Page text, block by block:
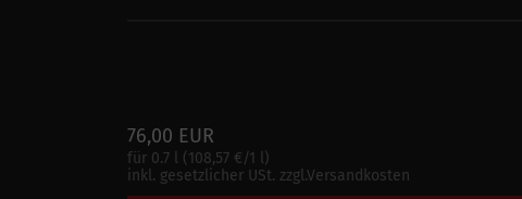
76,00 EUR
für 0.7 l (108,57 €/1 l)
inkl. gesetzlicher USt. zzgl.Versandkosten